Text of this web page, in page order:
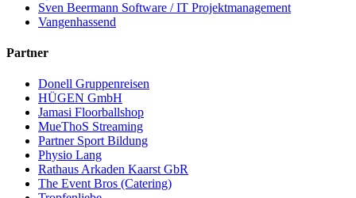
Sven Beermann Software / IT Projektmanagement
Vangenhassend
Partner
Donell Gruppenreisen
HÜGEN GmbH
Jamasi Floorballshop
MueThoS Streaming
Partner Sport Bildung
Physio Lang
Rathaus Arkaden Kaarst GbR
The Event Bros (Catering)